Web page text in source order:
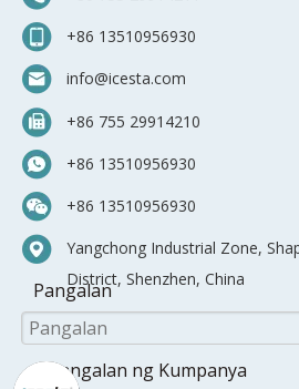
+86 13510956930
info@icesta.com
+86 755 29914210
+86 13510956930
+86 13510956930
Yangchong Industrial Zone,
District, Shenzhen, China
Pangalan
Pangalan ng Kumpanya